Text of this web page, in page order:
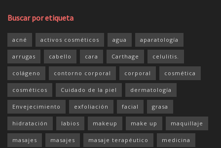
Buscar por etiqueta
acné activos cosméticos agua aparatología
arrugas cabello cara Carthage celulitis.
colágeno contorno corporal corporal cosmética
cosméticos Cuidado de la piel dermatología
Envejecimiento exfoliación facial grasa
hidratación labios makeup make up maquillaje
masajes masajes masaje terapéutico medicina